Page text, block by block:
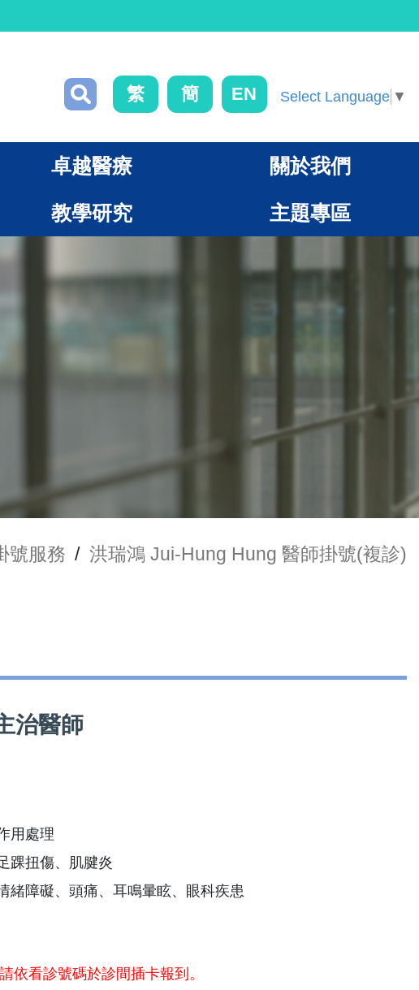
繁 簡 EN Select Language ▼
卓越醫療 關於我們
教學研究 主題專區
號服務 / 洪瑞鴻 Jui-Hung Hung 醫師掛號(複診)
治醫師
用處理
踝扭傷、肌腱炎
緒障礙、頭痛、耳鳴暈眩、眼科疾患
依看診號碼於診間插卡報到。